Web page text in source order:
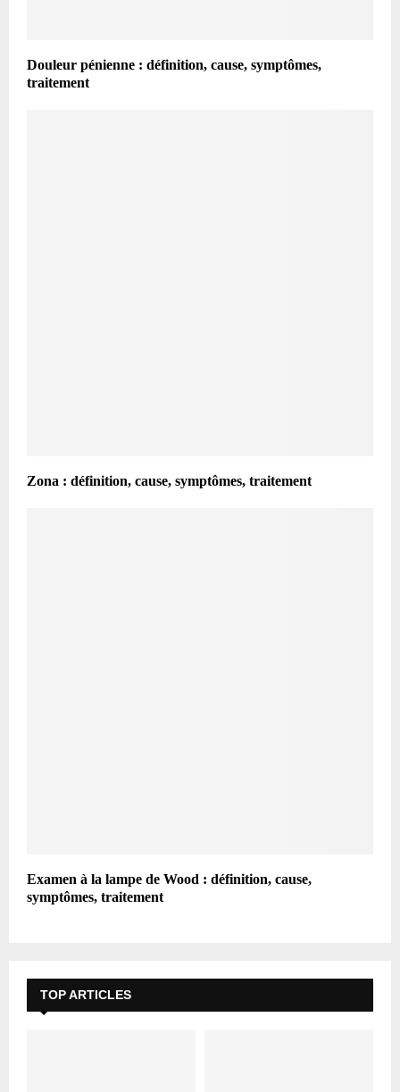
Douleur pénienne : définition, cause, symptômes,
traitement
Zona : définition, cause, symptômes, traitement
Examen à la lampe de Wood : définition, cause,
symptômes, traitement
TOP ARTICLES